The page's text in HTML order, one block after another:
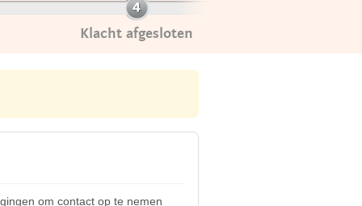
Klacht afgesloten
om contact op te nemen